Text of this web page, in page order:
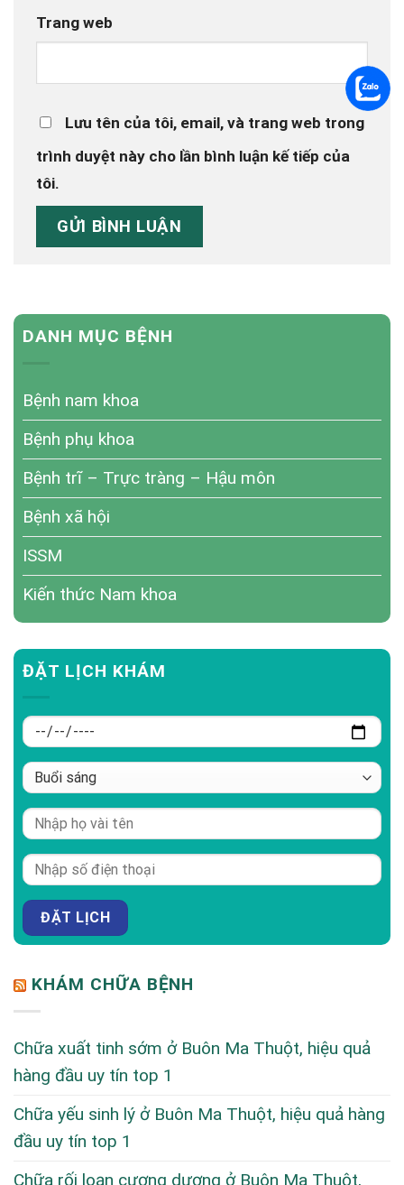
DANH MỤC BỆNH
Bệnh nam khoa
Bệnh phụ khoa
Bệnh trĩ – Trực tràng – Hậu môn
Bệnh xã hội
ISSM
Kiến thức Nam khoa
ĐẶT LỊCH KHÁM
KHÁM CHỮA BỆNH
Chữa xuất tinh sớm ở Buôn Ma Thuột, hiệu quả
hàng đầu uy tín top 1
Chữa yếu sinh lý ở Buôn Ma Thuột, hiệu quả hàng
đầu uy tín top 1
Chữa rối loạn cương dương ở Buôn Ma Thuột,
Trang web
Lưu tên của tôi, email, và trang web trong
trình duyệt này cho lần bình luận kế tiếp của
tôi.